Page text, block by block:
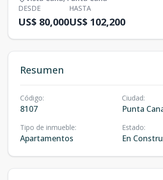
DESDE
US$ 80,000
HASTA
US$ 102,200
Resumen
Código:
8107
Ciudad:
Punta
Tipo de inmueble:
Apartamentos
Estado:
En